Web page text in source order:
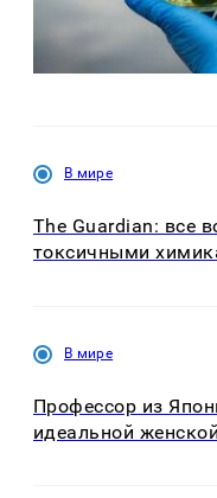
В мире
The Guardian: все
токсичными
В мире
Профессор из
идеальной